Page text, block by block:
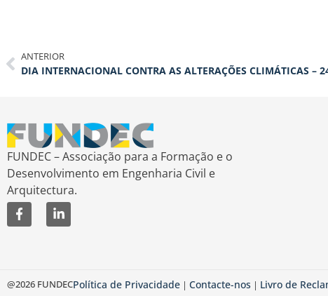
ANTERIOR
DIA INTERNACIONAL CONTRA AS ALTERAÇÕES CLIMÁTICAS –
FUNDEC – Associação para a Formação e o
Desenvolvimento em Engenharia Civil e
Arquitectura.
@2026 FUNDECPolítica de Privacidade | Contacte-nos | Livro de